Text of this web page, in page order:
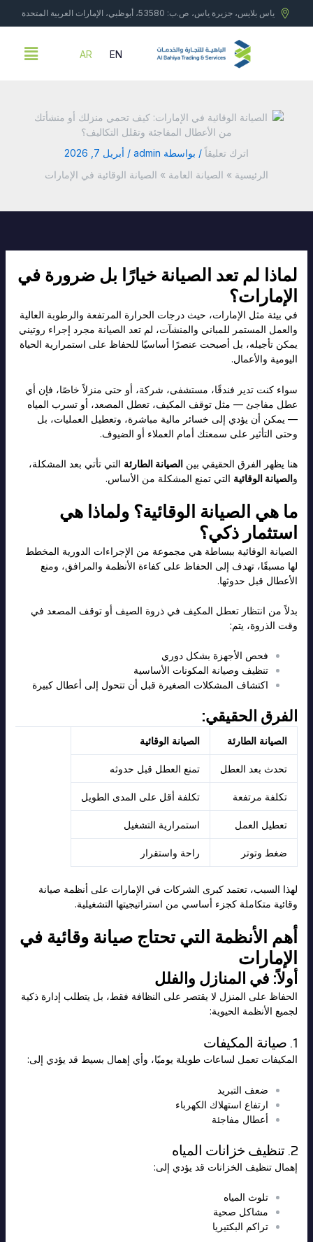
ياس بلايس، جزيرة ياس، ص.ب: 53580، أبوظبي، الإمارات العربية المتحدة
EN
AR
Menu
اترك تعليقاً / بواسطة admin
/ أبريل 7, 2026
الرئيسية
الصيانة العامة الصيانة الوقائية في الإمارات
لماذا لم تعد الصيانة خيارًا بل ضرورة في
الإمارات؟
في بيئة مثل الإمارات، حيث درجات الحرارة المرتفعة والرطوبة العالية
والعمل المستمر للمباني والمنشآت، لم تعد الصيانة مجرد إجراء روتيني
يمكن تأجيله، بل أصبحت عنصرًا أساسيًا للحفاظ على استمرارية الحياة
اليومية والأعمال.
سواء كنت تدير فندقًا، مستشفى، شركة، أو حتى منزلاً خاصًا، فإن أي
عطل مفاجئ — مثل توقف المكيف، تعطل المصعد، أو تسرب المياه
— يمكن أن يؤدي إلى خسائر مالية مباشرة، وتعطيل العمليات، بل
وحتى التأثير على سمعتك أمام العملاء أو الضيوف.
هنا يظهر الفرق الحقيقي بين الصيانة الطارئة التي تأتي بعد المشكلة،
والصيانة الوقائية التي تمنع المشكلة من الأساس.
ما هي الصيانة الوقائية؟ ولماذا هي
استثمار ذكي؟
الصيانة الوقائية ببساطة هي مجموعة من الإجراءات الدورية المخطط
لها مسبقًا، تهدف إلى الحفاظ على كفاءة الأنظمة والمرافق، ومنع
الأعطال قبل حدوثها.
بدلاً من انتظار تعطل المكيف في ذروة الصيف أو توقف المصعد في
وقت الذروة، يتم:
فحص الأجهزة بشكل دوري
تنظيف وصيانة المكونات الأساسية
اكتشاف المشكلات الصغيرة قبل أن تتحول إلى أعطال كبيرة
الفرق الحقيقي:
الصيانة الطارئة الصيانة الوقائية
تحدث بعد العطل تمنع العطل قبل حدوثه
تكلفة مرتفعة تكلفة أقل على المدى الطويل
تعطيل العمل استمرارية التشغيل
ضغط وتوتر راحة واستقرار
لهذا السبب، تعتمد كبرى الشركات في الإمارات على أنظمة صيانة
وقائية متكاملة كجزء أساسي من استراتيجيتها التشغيلية.
أهم الأنظمة التي تحتاج صيانة وقائية في
الإمارات
أولاً: في المنازل والفلل
الحفاظ على المنزل لا يقتصر على النظافة فقط، بل يتطلب إدارة ذكية
لجميع الأنظمة الحيوية:
1. صيانة المكيفات
المكيفات تعمل لساعات طويلة يوميًا، وأي إهمال بسيط قد يؤدي إلى:
ضعف التبريد
ارتفاع استهلاك الكهرباء
أعطال مفاجئة
2. تنظيف خزانات المياه
إهمال تنظيف الخزانات قد يؤدي إلى:
تلوث المياه
مشاكل صحية
تراكم البكتيريا